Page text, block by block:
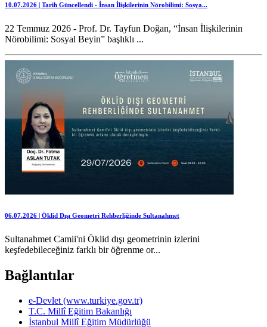
10.07.2026 | Tarih Güncellendi - İnsan İlişkilerinin Nörobilimi: Sosya...
22 Temmuz 2026 - Prof. Dr. Tayfun Doğan, “İnsan İlişkilerinin
Nörobilimi: Sosyal Beyin” başlıklı ...
06.07.2026 | Öklid Dışı Geometri Rehberliğinde Sultanahmet
Sultanahmet Camii'ni Öklid dışı geometrinin izlerini
keşfedebileceğiniz farklı bir öğrenme or...
Bağlantılar
e-Devlet (www.turkiye.gov.tr)
T.C. Millî Eğitim Bakanlığı
İstanbul Millî Eğitim Müdürlüğü